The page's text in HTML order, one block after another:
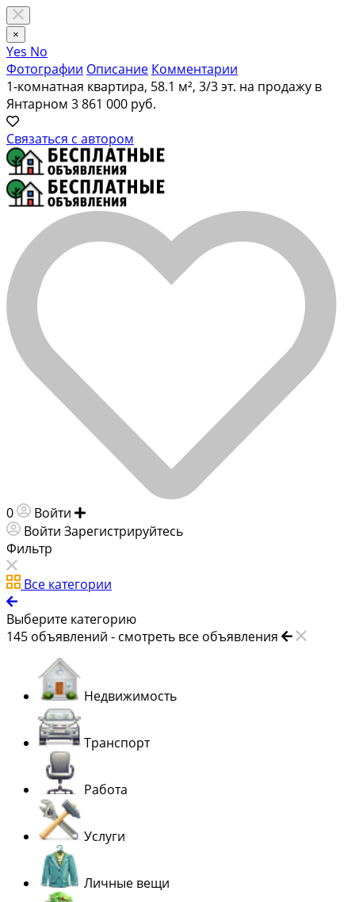
×
Yes No
Фотографии Описание Комментарии
1-комнатная квартира, 58.1 м², 3/3 эт. на продажу в
Янтарном 3 861 000 руб.
Связаться с автором
0 Войти
Войти Зарегистрируйтесь
Фильтр
Все категории
Выберите категорию
145 объявлений - смотреть все объявления
Недвижимость
Транспорт
Работа
Услуги
Личные вещи